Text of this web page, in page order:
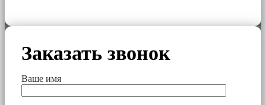
Заказать звонок
Ваше имя